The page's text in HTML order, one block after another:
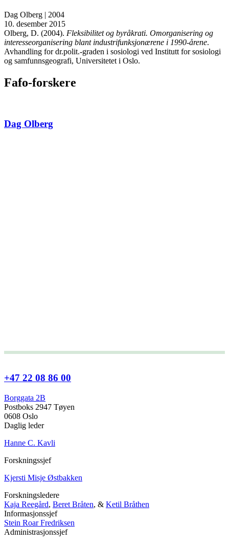
Dag Olberg | 2004
10. desember 2015
Olberg, D. (2004). Fleksibilitet og byråkrati. Omorganisering og
interesseorganisering blant industrifunksjonærene i 1990-årene.
Avhandling for dr.polit.-graden i sosiologi ved Institutt for sosiologi
og samfunnsgeografi, Universitetet i Oslo.
Fafo-forskere
Dag Olberg
+47 22 08 86 00
Borggata 2B
Postboks 2947 Tøyen
0608 Oslo
Daglig leder
Hanne C. Kavli
Forskningssjef
Kjersti Misje Østbakken
Forskningsledere
Kaja Reegård, Beret Bråten, & Ketil Bråthen
Informasjonssjef
Stein Roar Fredriksen
Administrasjonssjef